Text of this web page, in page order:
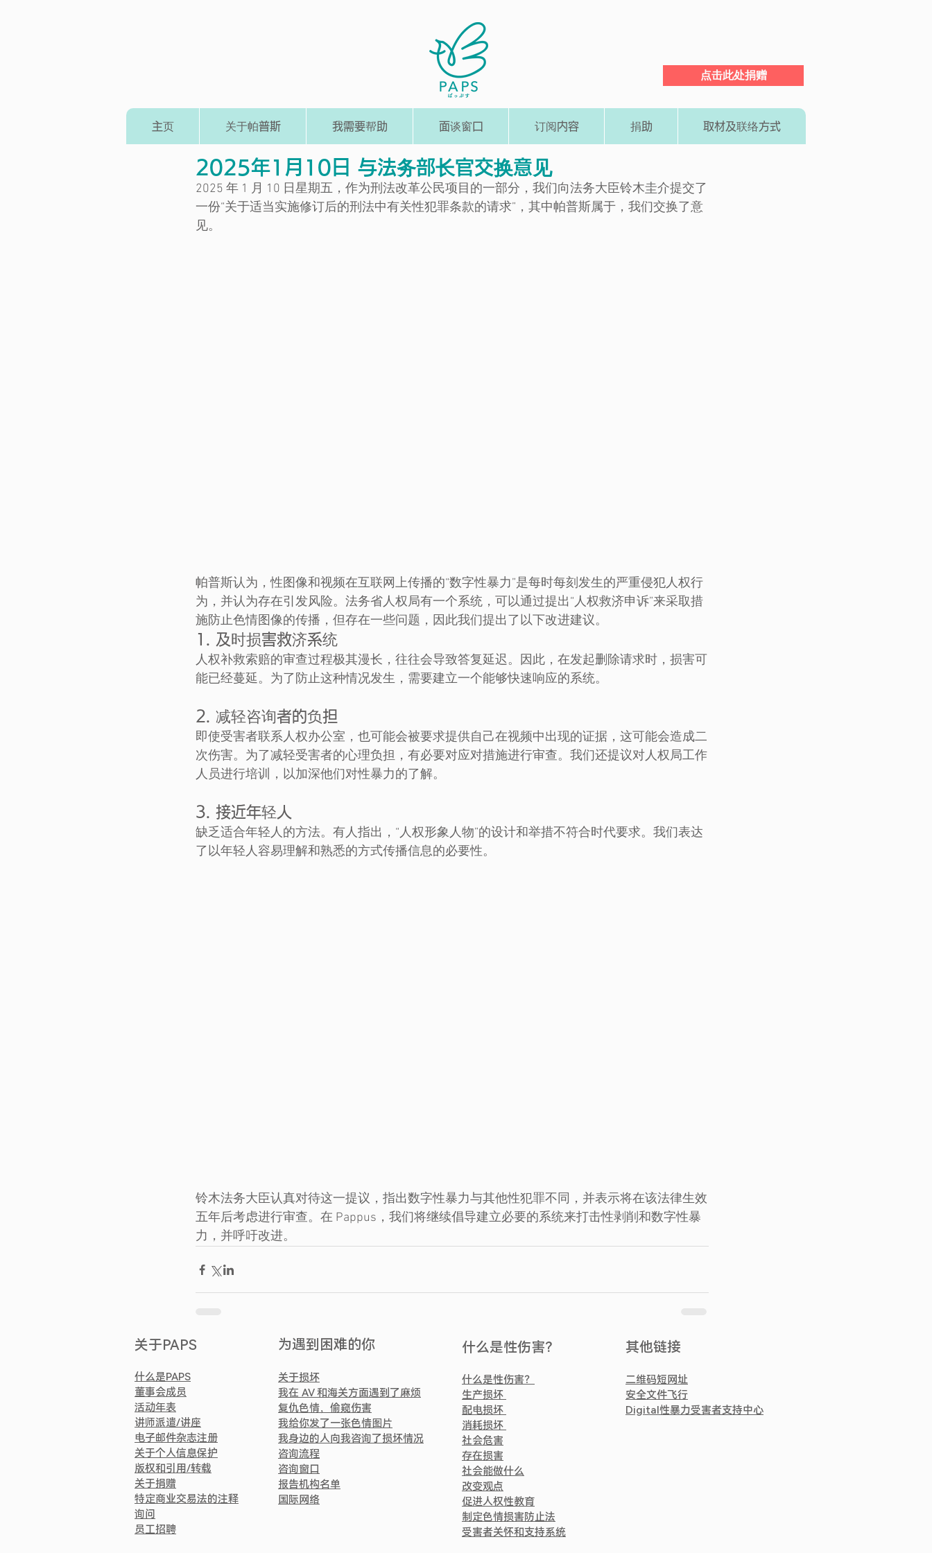
点击此处捐赠
主页 关于帕普斯 我需要帮助 面谈窗口 订阅内容 捐助 取材及联络方式
2025年1月10日 与法务部长官交换意见
2025 年 1 月 10 日星期五，作为刑法改革公民项目的一部分，我们向法务大臣铃木圭介提交了
一份“关于适当实施修订后的刑法中有关性犯罪条款的请求”，其中帕普斯属于，我们交换了意
见。
帕普斯认为，性图像和视频在互联网上传播的“数字性暴力”是每时每刻发生的严重侵犯人权行
为，并认为存在引发风险。法务省人权局有一个系统，可以通过提出“人权救济申诉”来采取措
施防止色情图像的传播，但存在一些问题，因此我们提出了以下改进建议。
1. 及时损害救济系统
人权补救索赔的审查过程极其漫长，往往会导致答复延迟。因此，在发起删除请求时，损害可
能已经蔓延。为了防止这种情况发生，需要建立一个能够快速响应的系统。
2. 减轻咨询者的负担
即使受害者联系人权办公室，也可能会被要求提供自己在视频中出现的证据，这可能会造成二
次伤害。为了减轻受害者的心理负担，有必要对应对措施进行审查。我们还提议对人权局工作
人员进行培训，以加深他们对性暴力的了解。
3. 接近年轻人
缺乏适合年轻人的方法。有人指出，“人权形象人物”的设计和举措不符合时代要求。我们表达
了以年轻人容易理解和熟悉的方式传播信息的必要性。
铃木法务大臣认真对待这一提议，指出数字性暴力与其他性犯罪不同，并表示将在该法律生效
五年后考虑进行审查。在 Pappus，我们将继续倡导建立必要的系统来打击性剥削和数字性暴
力，并呼吁改进。
关于PAPS
什么是PAPS
董事会成员
活动年表
讲师派遣/讲座
电子邮件杂志注册
关于个人信息保护
版权和引用/转载
关于捐赠
特定商业交易法的注释
询问
员工招聘
为遇到困难的你
关于损坏
我在 AV 和海关方面遇到了麻烦
复仇色情，偷窥伤害
我给你发了一张色情图片
我身边的人向我咨询了损坏情况
咨询流程
咨询窗口
报告机构名单
国际网络
什么是性伤害？
什么是性伤害？
生产损坏
配电损坏
消耗损坏
社会危害
存在损害
社会能做什么
改变观点
促进人权性教育
制定色情损害防止法
受害者关怀和支持系统
​其他链接
二维码短网址
安全文件飞行
Digital性暴力受害者支持中心